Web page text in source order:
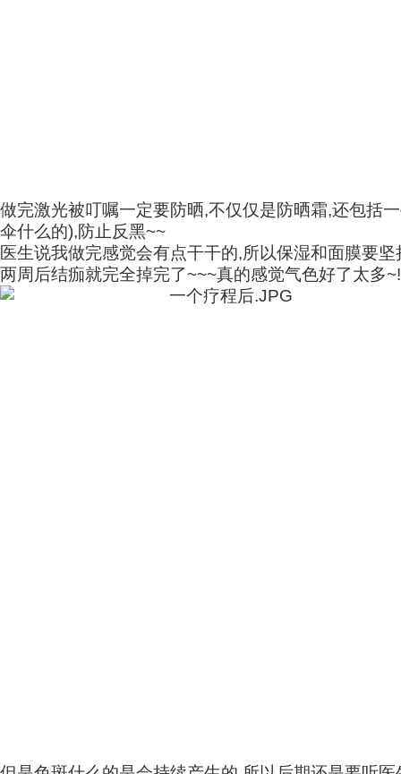
做完激光被叮嘱一定要防晒,不仅仅是防晒霜,还包括
伞什么的),防止反黑~~
医生说我做完感觉会有点干干的,所以保湿和面膜要坚
两周后结痂就完全掉完了~~~真的感觉气色好了太多~!